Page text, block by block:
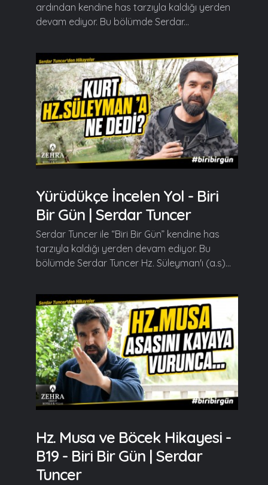
ardından kendine has tarzıyla kaldığı yerden
devam ediyor. Bu bölümde Serdar...
Yürüdükçe İncelen Yol - Biri
Bir Gün | Serdar Tuncer
Serdar Tuncer ile “Biri Bir Gün” kendine has
tarzıyla kaldığı yerden devam ediyor. Bu
bölümde Serdar Tuncer Hz. Süleyman'ı (a.s)...
Hz. Musa ve Böcek Hikayesi -
B19 - Biri Bir Gün | Serdar
Tuncer